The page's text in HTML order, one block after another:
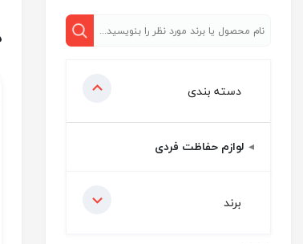
دسته بندی
لوازم حفاظت فردی
برند